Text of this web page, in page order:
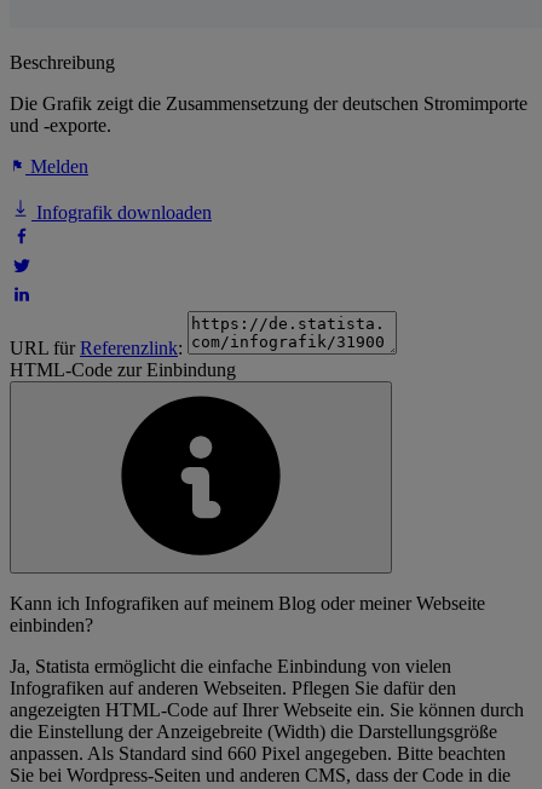
Beschreibung
Die Grafik zeigt die Zusammensetzung der deutschen Stromimporte
und -exporte.
Melden
Infografik downloaden
URL fürReferenzlink:
HTML-Code zur Einbindung
Kann ich Infografiken auf meinem Blog oder meiner Webseite
einbinden?
Ja, Statista ermöglicht die einfache Einbindung von vielen
Infografiken auf anderen Webseiten. Pflegen Sie dafür den
angezeigten HTML-Code auf Ihrer Webseite ein. Sie können durch
die Einstellung der Anzeigebreite (Width) die Darstellungsgröße
anpassen. Als Standard sind 660 Pixel angegeben. Bitte beachten
Sie bei Wordpress-Seiten und anderen CMS, dass der Code in die